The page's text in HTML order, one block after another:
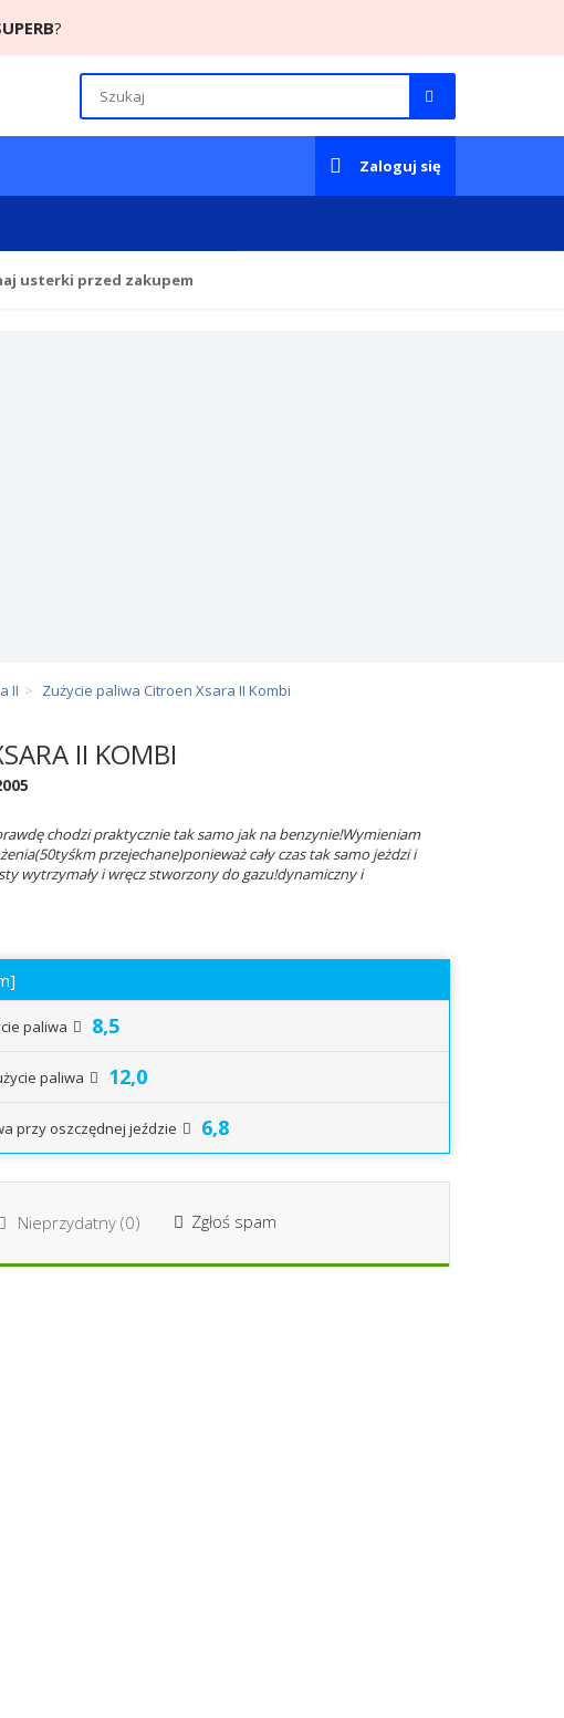
?
Zaloguj się
usterki przed zakupem
II
Zużycie paliwa Citroen Xsara II Kombi
II KOMBI
chodzi praktycznie tak samo jak na benzynie!Wymieniam
przejechane)ponieważ cały czas tak samo jeżdzi i
wytrzymały i wręcz stworzony do gazu!dynamiczny i
paliwa 8,5
paliwa 12,0
przy oszczędnej jeździe 6,8
Nieprzydatny (0) Zgłoś spam